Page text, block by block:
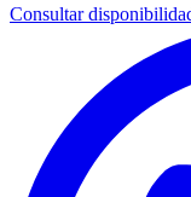
Consultar